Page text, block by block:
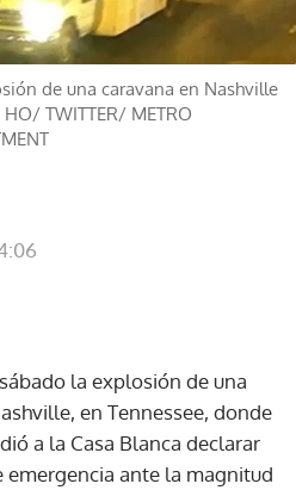
de una caravana en Nashville
TWITTER/ METRO
la explosión de una
en Tennessee, donde
a la Casa Blanca declarar
emergencia ante la magnitud